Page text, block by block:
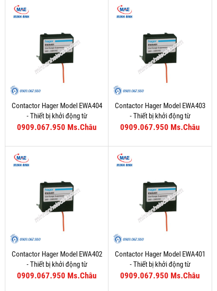
Contactor Hager Model EWA404
- Thiết bị khởi động từ
0909.067.950 Ms.Châu
Contactor Hager Model EWA403
- Thiết bị khởi động từ
0909.067.950 Ms.Châu
Contactor Hager Model EWA402
- Thiết bị khởi động từ
0909.067.950 Ms.Châu
Contactor Hager Model EWA401
- Thiết bị khởi động từ
0909.067.950 Ms.Châu